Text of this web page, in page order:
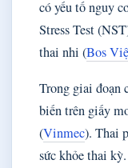
có yếu tố nguy
Stress Test
thai nhi (Bos
Trong giai đoạn
biến trên giấy
(Vinmec). Thai
sức khỏe thai kỳ.